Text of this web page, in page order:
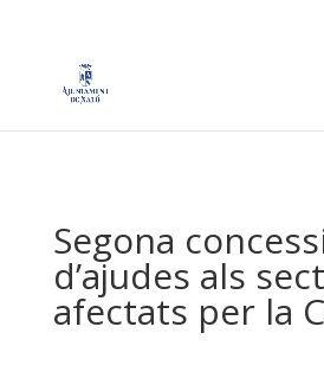
Segona
d’ajudes als
afectats per la